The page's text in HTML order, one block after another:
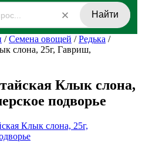
Найти
/Семена овощей /Редька /
слона, 25г, Гавриш,
Клык слона,
подворье